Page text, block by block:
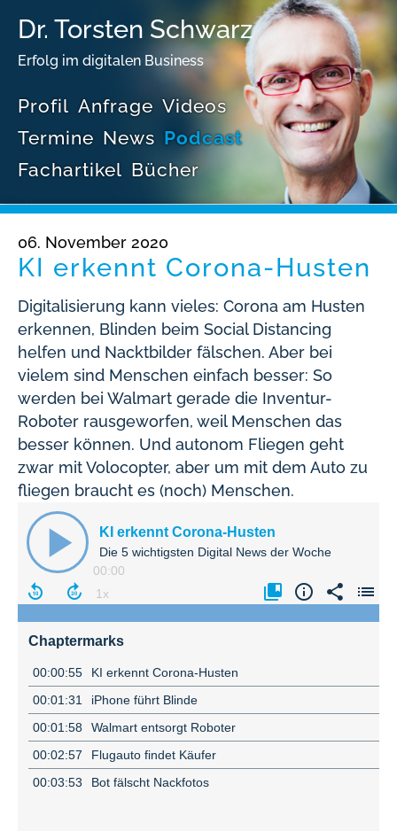
Dr. Torsten Schwarz
Erfolg im digitalen Business
Profil Anfrage Videos
Termine News Podcast
Fachartikel Bücher
06. November 2020
KI erkennt Corona-Husten
Digitalisierung kann vieles: Corona am Husten
erkennen, Blinden beim Social Distancing
helfen und Nacktbilder fälschen. Aber bei
vielem sind Menschen einfach besser: So
werden bei Walmart gerade die Inventur-
Roboter rausgeworfen, weil Menschen das
besser können. Und autonom Fliegen geht
zwar mit Volocopter, aber um mit dem Auto zu
fliegen braucht es (noch) Menschen.